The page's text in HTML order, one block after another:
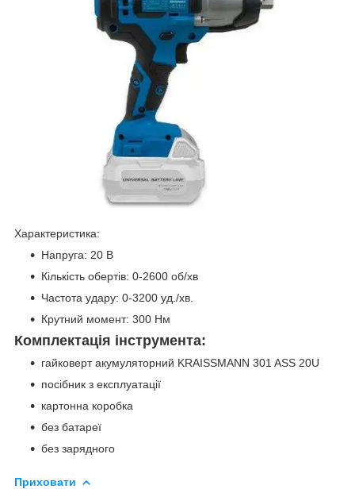
Характеристика:
Напруга: 20 В
Кількість обертів: 0-2600 об/хв
Частота удару: 0-3200 уд./хв.
Крутний момент: 300 Нм
Комплектація інструмента:
гайковерт акумуляторний KRAISSMANN 301 ASS 20U
посібник з експлуатації
картонна коробка
без батареї
без зарядного
Приховати